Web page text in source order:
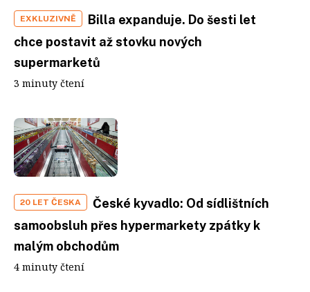
EXKLUZIVNĚ
Billa expanduje. Do šesti let
chce postavit až stovku nových
supermarketů
3 minuty čtení
20 LET ČESKA
České kyvadlo: Od sídlištních
samoobsluh přes hypermarkety zpátky k
malým obchodům
4 minuty čtení